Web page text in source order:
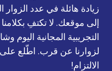
زيادة هائلة في عدد الزوار
إلى موقعك. لا تكتفِ
التجريبية المجانية اليوم
لزوارنا عن قرب. اطّلع على
الالتزام!